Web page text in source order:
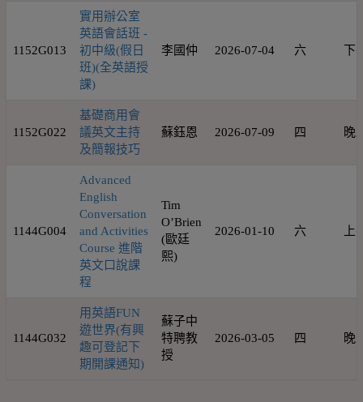
1152G013
實用辦公室
英語會話班 -
初中級(假日
班)(全英語授
課)
李國仲 2026-07-04 六 下
1152G022
基礎商用會
議英文主持
及簡報技巧
蘇鈺恩 2026-07-09 四 晚
1144G004
Advanced
English
Conversation
and Activities
Course 進階
英文口說課
程
Tim
O’Brien
(歐廷
熙)
2026-01-10 六 上
1144G032
用英語FUN
遊世界(有興
趣可登記下
期開課通知)
蘇子中
特聘教
授
2026-03-05 四 晚